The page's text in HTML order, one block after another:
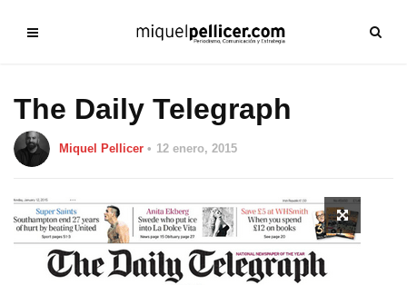
The Daily Telegraph
Miquel Pellicer 12 enero, 2015